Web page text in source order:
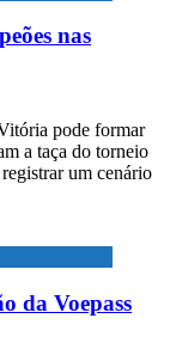
nas
pode formar
a taça do torneio
um cenário
da Voepass